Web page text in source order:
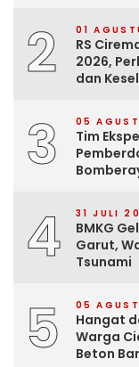
2 01
RS
2026,
dan
3 05
Tim
4 31 JULI
BMKG
Garut,
Tsunami
5 05
Hangat
Warga
Beton